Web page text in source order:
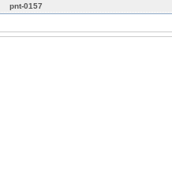
pnt-0157